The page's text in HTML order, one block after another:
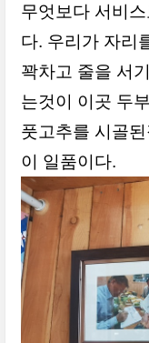
무엇보다 서비
다. 우리가 자리
꽉차고 줄을 서
는것이 이곳 두
풋고추를 시골
이 일품이다.